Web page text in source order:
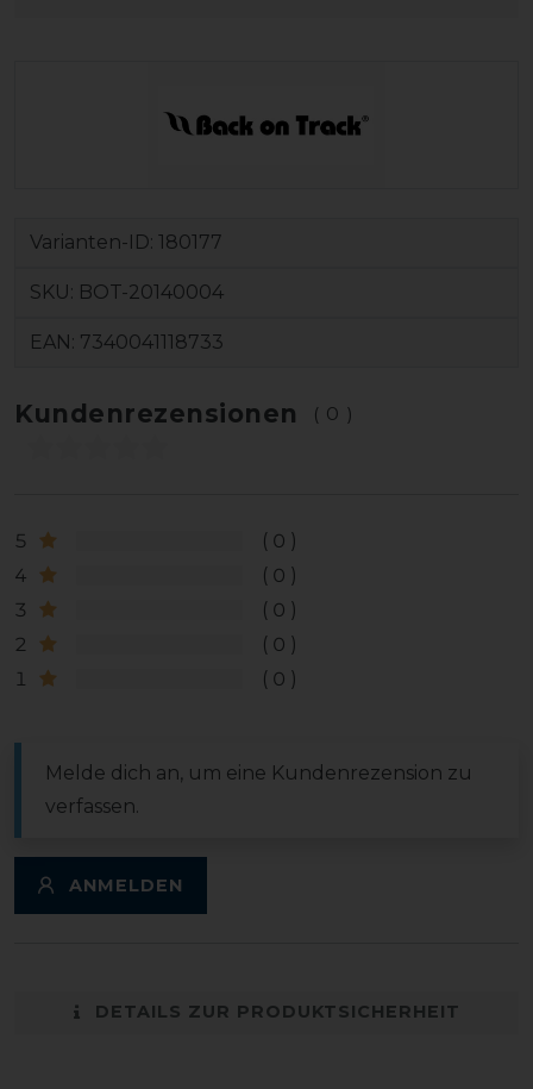
Varianten-ID: 180177
SKU: BOT-20140004
EAN: 7340041118733
Kundenrezensionen (0)
5
0
4
0
3
0
2
0
1
0
Melde dich an, um eine Kundenrezension zu
verfassen.
ANMELDEN
DETAILS ZUR PRODUKTSICHERHEIT